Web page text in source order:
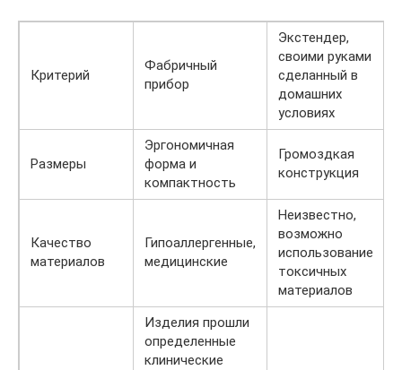
Критерий
Фабричный
прибор
Экстендер,
своими руками
сделанный в
домашних
условиях
Размеры
Эргономичная
форма и
компактность
Громоздкая
конструкция
Качество
материалов
Гипоаллергенные,
медицинские
Неизвестно,
возможно
использование
токсичных
материалов
Изделия прошли
определенные
клинические